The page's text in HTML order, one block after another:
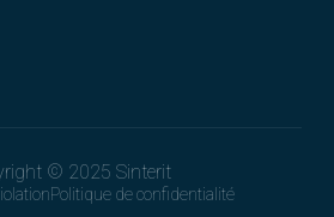
© 2025 Sinterit
Politique de confidentialité